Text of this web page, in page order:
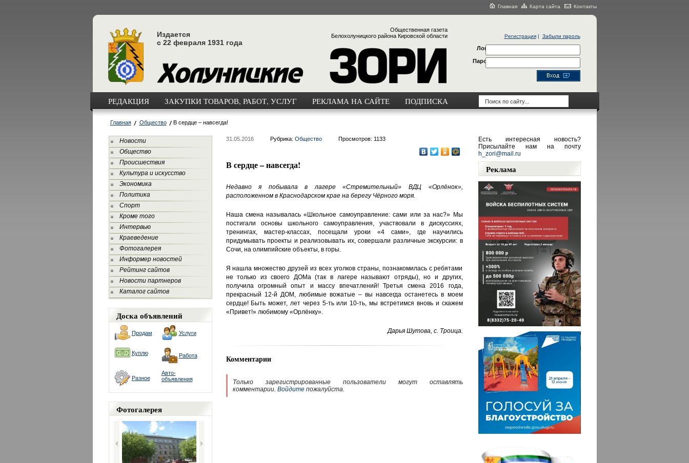
Главная Карта сайта Контакты
Издается
с 22 февраля 1931 года
Общественная газета
Белохолуницкого района Кировской области
Регистрация| Забыли пароль
Логин
Пароль
РЕДАКЦИЯ ЗАКУПКИ ТОВАРОВ, РАБОТ, УСЛУГ РЕКЛАМА НА САЙТЕ ПОДПИСКА
Главная Общество В сердце – навсегда!
Новости
Общество
Происшествия
Культура и искусство
Экономика
Политика
Спорт
Кроме того
Интервью
Краеведение
Фотогалерея
Информер новостей
Рейтинг сайтов
Новости партнеров
Каталог сайтов
Доска объявлений
Продам Услуги
Куплю Работа
Разное
Авто-
объявления
Фотогалерея
31.05.2016 Рубрика: Общество Просмотров: 1133
В сердце – навсегда!
Недавно я побывала в лагере «Стремительный» ВДЦ «Орлёнок»,
расположенном в Краснодарском крае на берегу Чёрного моря.
Наша смена называлась «Школьное самоуправление: сами или за нас?» Мы
постигали основы школьного самоуправления, участвовали в дискуссиях,
тренингах, мастер-классах, посещали уроки «4 сами», где научились
придумывать проекты и реализовывать их, совершали различные экскурсии: в
Сочи, на олимпийские объекты, в горы.
Я нашла множество друзей из всех уголков страны, познакомилась с ребятами
не только из своего ДОМа (так в лагере называют отряды), но и других,
получила огромный опыт и массу впечатлений! Третья смена 2016 года,
прекрасный 12-й ДОМ, любимые вожатые – вы навсегда останетесь в моем
сердце! Быть может, лет через 5-ть или 10-ть, мы встретимся вновь и скажем
«Привет!» любимому «Орлёнку».
Дарья Шутова, с. Троица.
Комментарии
Только зарегистрированные пользователи могут оставлять
комментарии. Войдитепожалуйста.
Есть интересная новость?
Присылайте нам на почту
h_zori@mail.ru
Реклама